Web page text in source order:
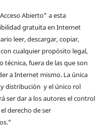
Abierto" a esta
gratuita en Internet
leer, descargar, copiar,
cualquier propósito legal,
técnica, fuera de las que son
a Internet mismo. La única
distribución y el único rol
ser dar a los autores el control
derecho de ser